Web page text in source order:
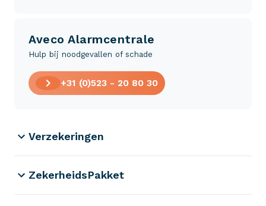
Aveco Alarmcentrale
Hulp bij noodgevallen of schade
+31 (0)523 - 20 80 30
Verzekeringen
ZekerheidsPakket